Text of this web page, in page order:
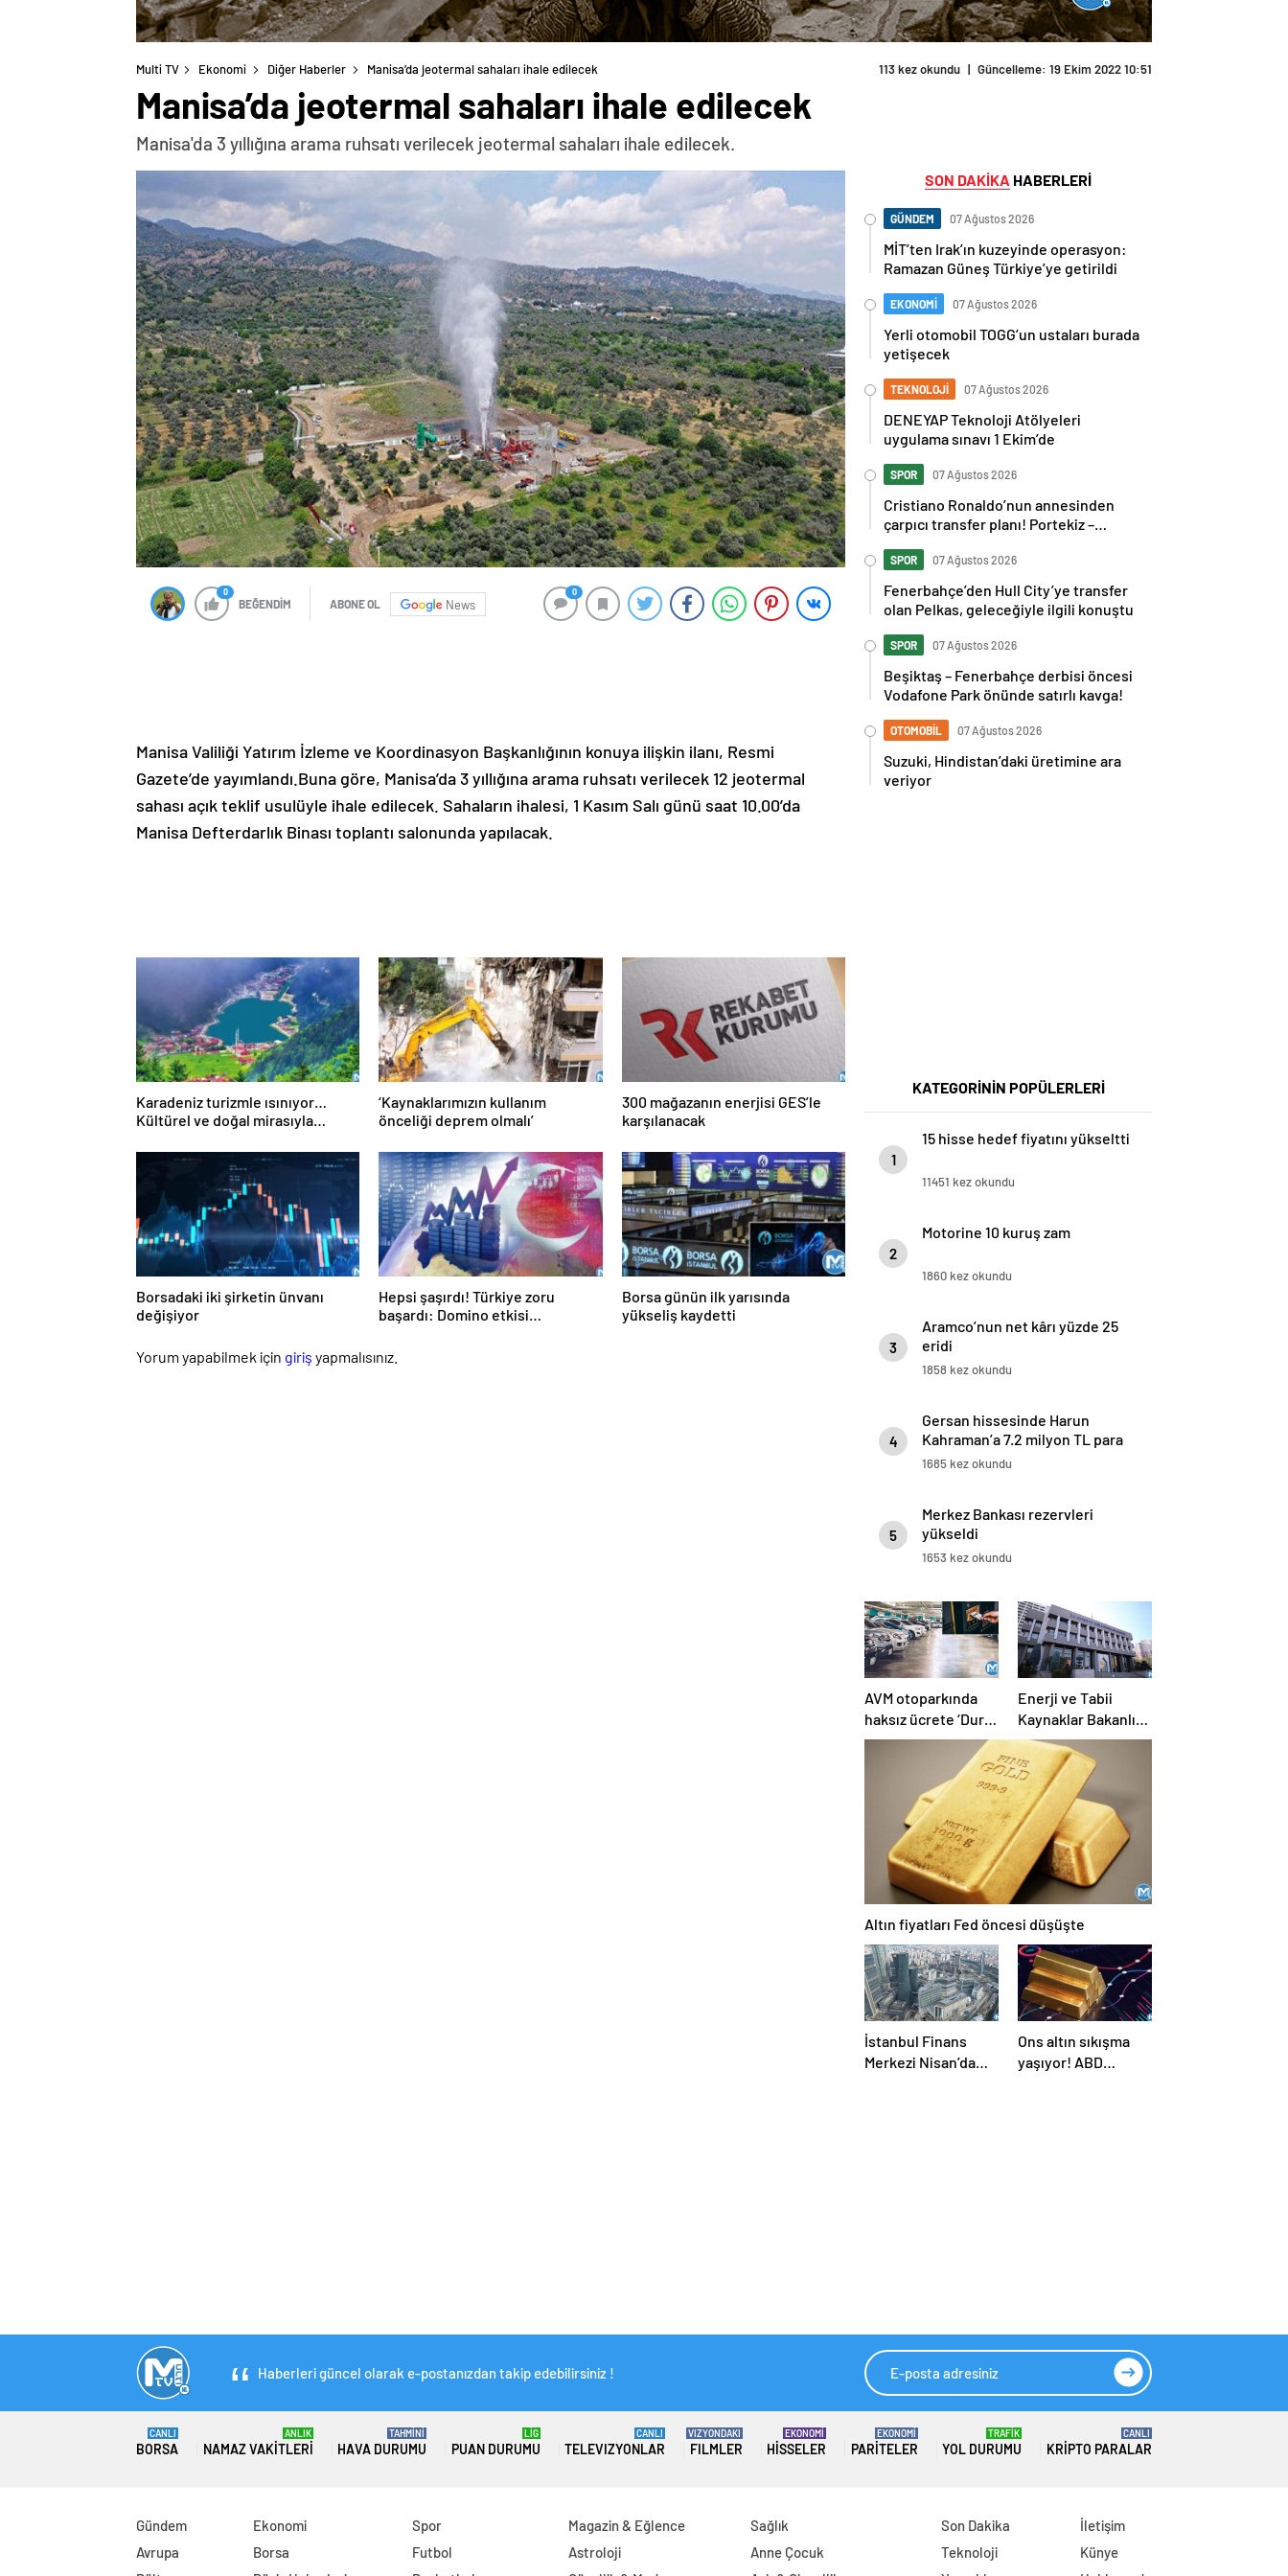
Multi TV Ekonomi Diğer Haberler Manisa’da jeotermal sahaları ihale edilecek 113 kez okundu | Güncelleme: 19 Ekim 2022 10:51
Manisa’da jeotermal sahaları ihale edilecek
Manisa'da 3 yıllığına arama ruhsatı verilecek jeotermal sahaları ihale edilecek.
0
BEĞENDİM ABONE OL News
0
Manisa Valiliği Yatırım İzleme ve Koordinasyon Başkanlığının konuya ilişkin ilanı, Resmi
Gazete’de yayımlandı.Buna göre, Manisa’da 3 yıllığına arama ruhsatı verilecek 12 jeotermal
sahası açık teklif usulüyle ihale edilecek. Sahaların ihalesi, 1 Kasım Salı günü saat 10.00’da
Manisa Defterdarlık Binası toplantı salonunda yapılacak.
Karadeniz turizmle ısınıyor…
Kültürel ve doğal mirasıyla
gözdesi konumunda
‘Kaynaklarımızın kullanım
önceliği deprem olmalı’
300 mağazanın enerjisi GES’le
karşılanacak
Borsadaki iki şirketin ünvanı
değişiyor
Hepsi şaşırdı! Türkiye zoru
başardı: Domino etkisi
Borsa günün ilk yarısında
yükseliş kaydetti
Yorum yapabilmek için giriş yapmalısınız.
SON DAKİKA HABERLERİ
GÜNDEM 07 Ağustos 2026
MİT’ten Irak’ın kuzeyinde operasyon:
Ramazan Güneş Türkiye’ye getirildi
EKONOMİ 07 Ağustos 2026
Yerli otomobil TOGG’un ustaları burada
yetişecek
TEKNOLOJİ 07 Ağustos 2026
DENEYAP Teknoloji Atölyeleri
uygulama sınavı 1 Ekim’de
SPOR 07 Ağustos 2026
Cristiano Ronaldo’nun annesinden
çarpıcı transfer planı! Portekiz –
kardeşinden sert cevap
SPOR 07 Ağustos 2026
Fenerbahçe’den Hull City’ye transfer
olan Pelkas, geleceğiyle ilgili konuştu
SPOR 07 Ağustos 2026
Beşiktaş – Fenerbahçe derbisi öncesi
Vodafone Park önünde satırlı kavga!
OTOMOBİL 07 Ağustos 2026
Suzuki, Hindistan’daki üretimine ara
veriyor
KATEGORİNİN POPÜLERLERİ
1
15 hisse hedef fiyatını yükseltti
11451 kez okundu
2
Motorine 10 kuruş zam
1860 kez okundu
3
Aramco’nun net kârı yüzde 25
eridi
1858 kez okundu
4
Gersan hissesinde Harun
Kahraman’a 7.2 milyon TL para
cezası
1685 kez okundu
5
Merkez Bankası rezervleri
yükseldi
1653 kez okundu
AVM otoparkında
haksız ücrete ‘Dur’
denildi
Enerji ve Tabii
Kaynaklar Bakanlığı
en az lise mezunu
personel alımı
yapıyor! Başvuru
şartları neler?
Altın fiyatları Fed öncesi düşüşte
İstanbul Finans
Merkezi Nisan’da
Ons altın sıkışma
yaşıyor! ABD
Haberleri güncel olarak e-postanızdan takip edebilirsiniz !
BORSA
CANLI
NAMAZ VAKITLERI
ANLIK
HAVA DURUMU
TAHMİNİ
PUAN DURUMU
LİG
TELEVIZYONLAR
CANLI
FILMLER
VIZYONDAKI
HISSELER
EKONOMİ
PARITELER
EKONOMİ
YOL DURUMU
TRAFİK
KRIPTO PARALAR
CANLI
Gündem
Avrupa
Ekonomi
Borsa
Spor
Futbol
Magazin & Eğlence
Astroloji
Sağlık
Anne Çocuk
Son Dakika
Teknoloji
İletişim
Künye